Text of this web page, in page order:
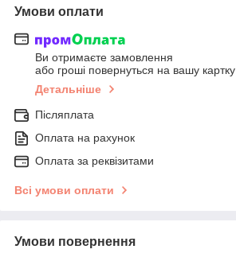
Умови оплати
Ви отримаєте замовлення
або гроші повернуться на вашу картку
Детальніше
Післяплата
Оплата на рахунок
Оплата за реквізитами
Всі умови оплати
Умови повернення